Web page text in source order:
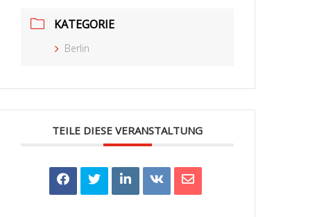
KATEGORIE
Berlin
TEILE DIESE VERANSTALTUNG